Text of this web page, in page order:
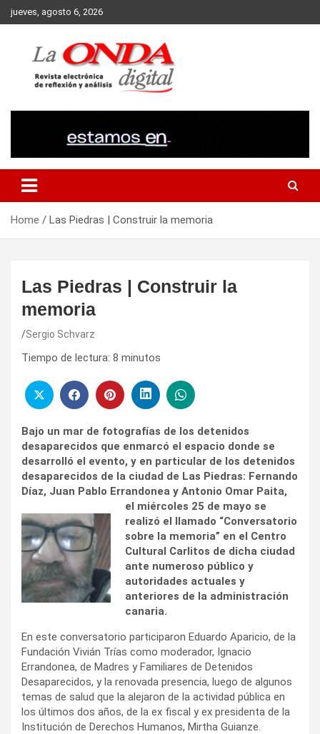
Skip
to
jueves, agosto 6, 2026
Home Las Piedras | Construir la memoria
Las Piedras | Construir la
memoria
Sergio Schvarz
Tiempo de lectura: 8 minutos
Bajo un mar de fotografías de los detenidos
desaparecidos que enmarcó el espacio donde se
desarrolló el evento, y en particular de los detenidos
desaparecidos de la ciudad de Las Piedras: Fernando
Díaz, Juan Pablo Errandonea y Antonio Omar Paita,
el miércoles 25 de mayo se
realizó el llamado “Conversatorio
sobre la memoria” en el Centro
Cultural Carlitos de dicha ciudad
ante numeroso público y
autoridades actuales y
anteriores de la administración
canaria.
En este conversatorio participaron Eduardo Aparicio, de la
Fundación Vivián Trías como moderador, Ignacio
Errandonea, de Madres y Familiares de Detenidos
Desaparecidos, y la renovada presencia, luego de algunos
temas de salud que la alejaron de la actividad pública en
los últimos dos años, de la ex fiscal y ex presidenta de la
Institución de Derechos Humanos, Mirtha Guianze.